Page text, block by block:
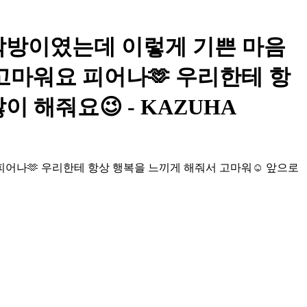
이였는데 이렇게 기쁜 마음
마워요 피어나🫶 우리한테 항
해줘요😉 - KAZUHA
나🫶 우리한테 항상 행복을 느끼게 해줘서 고마워☺️ 앞으로